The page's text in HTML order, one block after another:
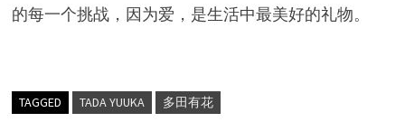
的每一个挑战，因为爱，是生活中最美好的礼物。
TAGGED TADA YUUKA 多田有花